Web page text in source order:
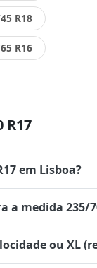
R18
R16
R17
em Lisboa?
a medida 235/
ou XL